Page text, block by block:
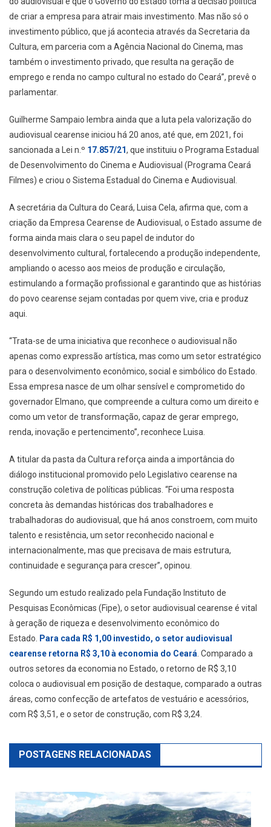
de criar a empresa para atrair mais investimento. Mas não só o
investimento público, que já acontecia através da Secretaria da
Cultura, em parceria com a Agência Nacional do Cinema, mas
também o investimento privado, que resulta na geração de
emprego e renda no campo cultural no estado do Ceará”, prevê o
parlamentar.
Guilherme Sampaio lembra ainda que a luta pela valorização do
audiovisual cearense iniciou há 20 anos, até que, em 2021, foi
sancionada a Lei n.º 17.857/21, que instituiu o Programa Estadual
de Desenvolvimento do Cinema e Audiovisual (Programa Ceará
Filmes) e criou o Sistema Estadual do Cinema e Audiovisual.
A secretária da Cultura do Ceará, Luisa Cela, afirma que, com a
criação da Empresa Cearense de Audiovisual, o Estado assume de
forma ainda mais clara o seu papel de indutor do
desenvolvimento cultural, fortalecendo a produção independente,
ampliando o acesso aos meios de produção e circulação,
estimulando a formação profissional e garantindo que as histórias
do povo cearense sejam contadas por quem vive, cria e produz
aqui.
“Trata-se de uma iniciativa que reconhece o audiovisual não
apenas como expressão artística, mas como um setor estratégico
para o desenvolvimento econômico, social e simbólico do Estado.
Essa empresa nasce de um olhar sensível e comprometido do
governador Elmano, que compreende a cultura como um direito e
como um vetor de transformação, capaz de gerar emprego,
renda, inovação e pertencimento”, reconhece Luisa.
A titular da pasta da Cultura reforça ainda a importância do
diálogo institucional promovido pelo Legislativo cearense na
construção coletiva de políticas públicas. “Foi uma resposta
concreta às demandas históricas dos trabalhadores e
trabalhadoras do audiovisual, que há anos constroem, com muito
talento e resistência, um setor reconhecido nacional e
internacionalmente, mas que precisava de mais estrutura,
continuidade e segurança para crescer”, opinou.
Segundo um estudo realizado pela Fundação Instituto de
Pesquisas Econômicas (Fipe), o setor audiovisual cearense é vital
à geração de riqueza e desenvolvimento econômico do
Estado.
Para cada R$ 1,00 investido, o setor audiovisual
cearense retorna R$ 3,10 à economia do Ceará . Comparado a
outros setores da economia no Estado, o retorno de R$ 3,10
coloca o audiovisual em posição de destaque, comparado a outras
áreas, como confecção de artefatos de vestuário e acessórios,
com R$ 3,51, e o setor de construção, com R$ 3,24.
POSTAGENS RELACIONADAS